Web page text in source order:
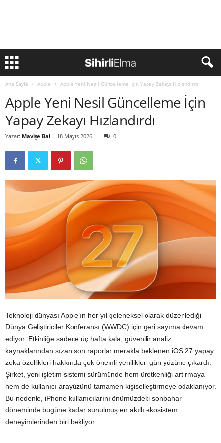
Ana Sayfa Apple Apple Yeni Nesil Güncelleme İçin Yapay Zekayı Hızlandırdı
Apple Yeni Nesil Güncelleme İçin
Yapay Zekayı Hızlandırdı
Yazar: Mavişe Bal - 18 Mayıs 2026 0
Teknoloji dünyası Apple’ın her yıl geleneksel olarak düzenlediği
Dünya Geliştiriciler Konferansı (WWDC) için geri sayıma devam
ediyor. Etkinliğe sadece üç hafta kala, güvenilir analiz
kaynaklarından sızan son raporlar merakla beklenen iOS 27 yapay
zeka özellikleri hakkında çok önemli yenilikleri gün yüzüne çıkardı.
Şirket, yeni işletim sistemi sürümünde hem üretkenliği artırmaya
hem de kullanıcı arayüzünü tamamen kişiselleştirmeye odaklanıyor.
Bu nedenle, iPhone kullanıcılarını önümüzdeki sonbahar
döneminde bugüne kadar sunulmuş en akıllı ekosistem
deneyimlerinden biri bekliyor.